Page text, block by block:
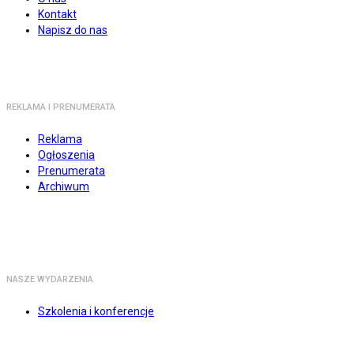
Kontakt
Napisz do nas
REKLAMA I PRENUMERATA
Reklama
Ogłoszenia
Prenumerata
Archiwum
NASZE WYDARZENIA
Szkolenia i konferencje